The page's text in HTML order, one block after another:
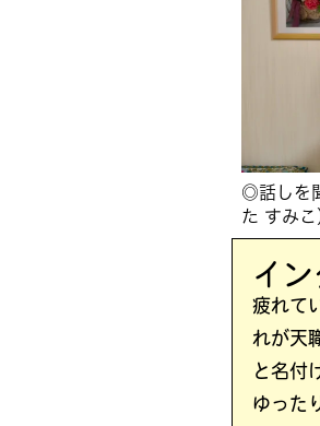
◎話しを
た すみこ
イ
疲れて
れが天
と名付
ゆった